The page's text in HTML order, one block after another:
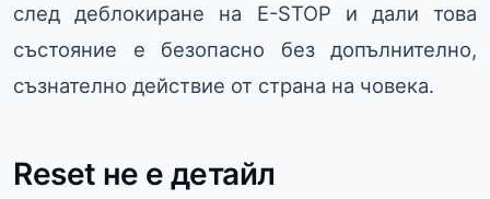
след деблокиране на E-STOP и дали това
състояние е безопасно без допълнително,
съзнателно действие от страна на човека.
Reset не е детайл